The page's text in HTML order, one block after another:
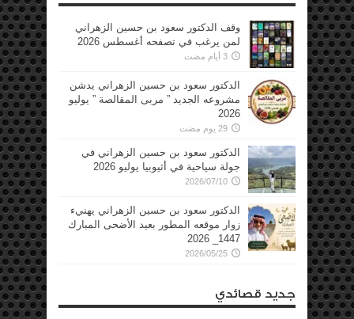
وقف الدكتور سعود بن حسين الزهراني
لمن يرغب في تصفحه أغسطس 2026
3 أيام مضت
الدكتور سعود بن حسين الزهراني يدشن
مشروعه الجديد ” مربى المقالصة ” يوليو
2026
29 يوم مضت
الدكتور سعود بن حسين الزهراني في
جولة سياحية في أثيوبيا يوليو 2026
2026/07/10
الدكتور سعود بن حسين الزهراني يهنيء
زوار موقعه المطور بعيد الأضحى المبارك
1447_ 2026
2026/05/25
جديد قصائدي